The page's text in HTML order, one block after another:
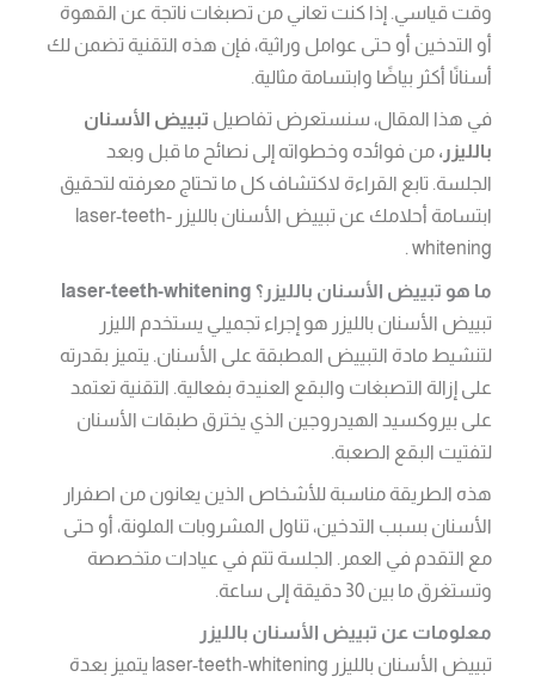
وقت قياسي. إذا كنت تعاني من تصبغات ناتجة عن القهوة
أو التدخين أو حتى عوامل وراثية، فإن هذه التقنية تضمن لك
أسنانًا أكثر بياضًا وابتسامة مثالية.
في هذا المقال، سنستعرض تفاصيل تبييض الأسنان
بالليزر، من فوائده وخطواته إلى نصائح ما قبل وبعد
الجلسة. تابع القراءة لاكتشاف كل ما تحتاج معرفته لتحقيق
ابتسامة أحلامك عن تبييض الأسنان بالليزر laser-teeth-
whitening .
ما هو تبييض الأسنان بالليزر؟ laser-teeth-whitening
تبييض الأسنان بالليزر هو إجراء تجميلي يستخدم الليزر
لتنشيط مادة التبييض المطبقة على الأسنان. يتميز بقدرته
على إزالة التصبغات والبقع العنيدة بفعالية. التقنية تعتمد
على بيروكسيد الهيدروجين الذي يخترق طبقات الأسنان
لتفتيت البقع الصعبة.
هذه الطريقة مناسبة للأشخاص الذين يعانون من اصفرار
الأسنان بسبب التدخين، تناول المشروبات الملونة، أو حتى
مع التقدم في العمر. الجلسة تتم في عيادات متخصصة
وتستغرق ما بين 30 دقيقة إلى ساعة.
معلومات عن تبييض الأسنان بالليزر
تبييض الأسنان بالليزر laser-teeth-whitening يتميز بعدة